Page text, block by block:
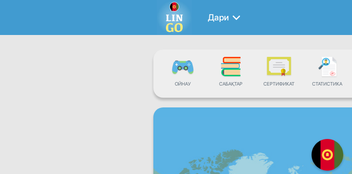
Дари
ОЙНАУ САБАҚТАР СЕРТИФИКАТ СТАТИСТИКА